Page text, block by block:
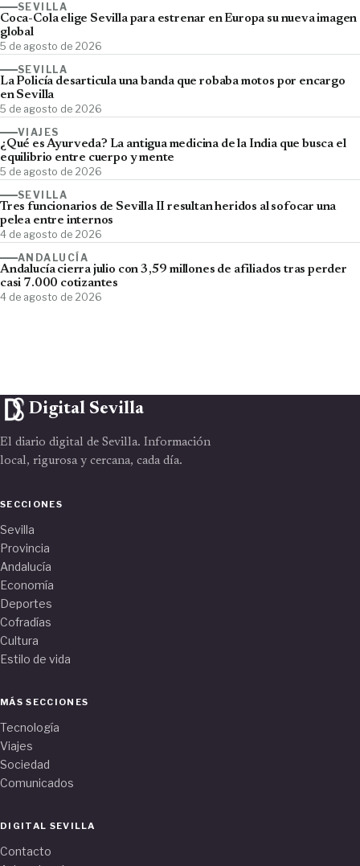
SEVILLA
Coca-Cola elige Sevilla para estrenar en Europa su nueva imagen
global
5 de agosto de 2026
SEVILLA
La Policía desarticula una banda que robaba motos por encargo
en Sevilla
5 de agosto de 2026
VIAJES
¿Qué es Ayurveda? La antigua medicina de la India que busca el
equilibrio entre cuerpo y mente
5 de agosto de 2026
SEVILLA
Tres funcionarios de Sevilla II resultan heridos al sofocar una
pelea entre internos
4 de agosto de 2026
ANDALUCÍA
Andalucía cierra julio con 3,59 millones de afiliados tras perder
casi 7.000 cotizantes
4 de agosto de 2026
Digital Sevilla
El diario digital de Sevilla. Información
local, rigurosa y cercana, cada día.
SECCIONES
Sevilla
Provincia
Andalucía
Economía
Deportes
Cofradías
Cultura
Estilo de vida
MÁS SECCIONES
Tecnología
Viajes
Sociedad
Comunicados
DIGITAL SEVILLA
Contacto